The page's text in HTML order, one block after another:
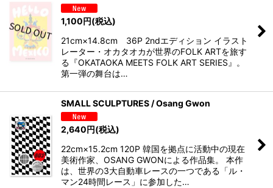
1,100円(税込)
21cm×14.8cm 36P 2ndエディション イラスト
レーター・オカタオカが世界のFOLK ARTを旅す
る『OKATAOKA MEETS FOLK ART SERIES』。
第一弾の舞台は…
SMALL SCULPTURES / Osang Gwon
2,640円(税込)
22cm×15.2cm 120P 韓国を拠点に活動中の現在
美術作家、OSANG GWONによる作品集。 本作
は、世界の3大自動車レースの一つである「ル・
マン24時間レース」に参加した…